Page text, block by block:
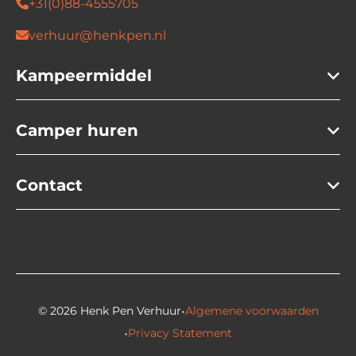
+31(0)88-4555705
verhuur@henkpen.nl
Kampeermiddel
Camper huren
Contact
© 2026 Henk Pen Verhuur·Algemene voorwaarden
·Privacy Statement